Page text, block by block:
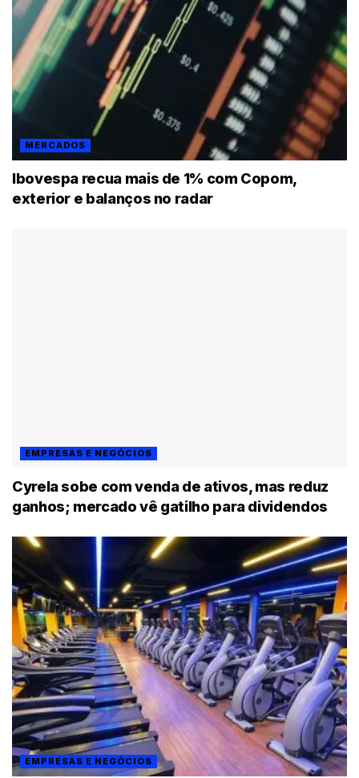
MERCADOS
Ibovespa recua mais de 1% com Copom,
exterior e balanços no radar
EMPRESAS E NEGÓCIOS
Cyrela sobe com venda de ativos, mas reduz
ganhos; mercado vê gatilho para dividendos
EMPRESAS E NEGÓCIOS